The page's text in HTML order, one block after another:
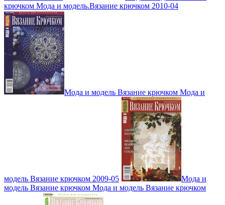
крючком Мода и модель.Вязание крючком 2010-04
Мода и модель Вязание крючком Мода и
модель Вязание крючком 2009-05
Мода и
модель Вязание крючком Мода и модель Вязание крючком